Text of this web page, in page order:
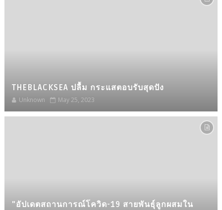
THEBLACKSEA ปลื้ม กระแสตอบรับสุดปัง
Unknown May 25, 2023
"อัปเดตสถานการณ์โควิด-19 สายพันธุ์ลูกผสมใน